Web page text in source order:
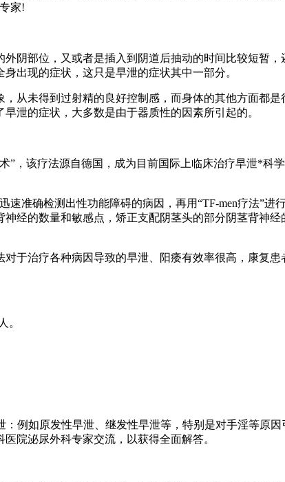
家!
部位，又或者是插入到阴道后抽动的时间比较短暂，
出现的症状，这只是早泄的症状其中一部分。
未得到过射精的良好控制感，而身体的其他方面都是
泄的症状，大多数是由于器质性的因素所引起的。
该疗法源自德国，成为目前国际上临床治疗早泄*科
准确检测出性功能障碍的病因，再用“TF-men疗法”进
经的数量和敏感点，矫正支配阴茎头的部分阴茎背神
治疗各种病因导致的早泄、阳痿有效率很高，康复患
。
例如原发性早泄、继发性早泄等，特别是对手淫等原
院泌尿外科专家交流，以获得全面解答。